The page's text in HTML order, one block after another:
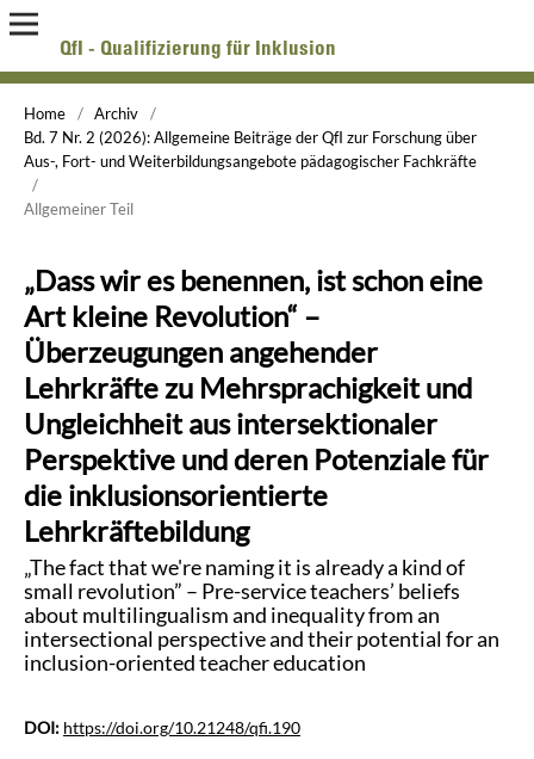
QfI - Qualifizierung für Inklusion
Home / Archiv
/
Bd. 7 Nr. 2 (2026): Allgemeine Beiträge der QfI zur Forschung über
Aus-, Fort- und Weiterbildungsangebote pädagogischer Fachkräfte
/
Allgemeiner Teil
„Dass wir es benennen, ist schon eine
Art kleine Revolution“ –
Überzeugungen angehender
Lehrkräfte zu Mehrsprachigkeit und
Ungleichheit aus intersektionaler
Perspektive und deren Potenziale für
die inklusionsorientierte
Lehrkräftebildung
„The fact that we're naming it is already a kind of
small revolution” – Pre-service teachers’ beliefs
about multilingualism and inequality from an
intersectional perspective and their potential for an
inclusion-oriented teacher education
DOI: https://doi.org/10.21248/qfi.190